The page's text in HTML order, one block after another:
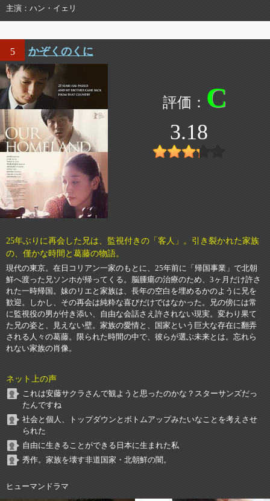
主演
ハン・イェリ
5 かぞくのくに
C
3.18
25年ぶりに再会した兄は、監視付きの「客人」。引き裂かれた家族
の、僅かな時間と葛藤の物語。
現代の東京。在日コリアン一家のもとに、25年前に「帰国事業」で北朝
鮮へ渡った兄ソンホが帰ってくる。脳腫瘍の治療のため、3ヶ月だけ許さ
れた一時帰国。妹のリエと家族は、長年の空白を埋めるかのように兄を
歓迎。しかし、その再会は純粋な喜びだけではなかった。兄の傍には常
に監視役の男が付き添い、自由な会話さえ許されない現実。変わり果て
た兄の姿と、見えない壁。家族の愛情と、国家という巨大な存在に翻弄
される人々の葛藤。限られた時間の中で、彼らが選ぶ未来とは。忘れら
れない家族の肖像。
ネット上の声
これは安藤サクラさんで観ようと思ったのかな？スターサンズだっ
たんですね
社会と個人、トップダウンとボトムアップみたいなことを考えさせ
られた
自由に生きることができる日本に生まれた私
秀作。家族を壊す非道国家・北朝鮮の闇。
ヒューマンドラマ